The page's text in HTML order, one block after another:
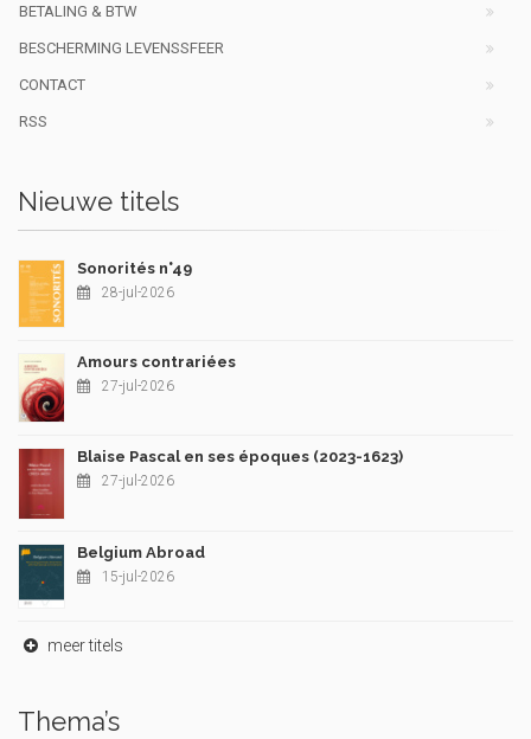
BETALING & BTW
BESCHERMING LEVENSSFEER
CONTACT
RSS
Nieuwe titels
Sonorités n°49
28-jul-2026
Amours contrariées
27-jul-2026
Blaise Pascal en ses époques (2023-1623)
27-jul-2026
Belgium Abroad
15-jul-2026
meer titels
Thema’s